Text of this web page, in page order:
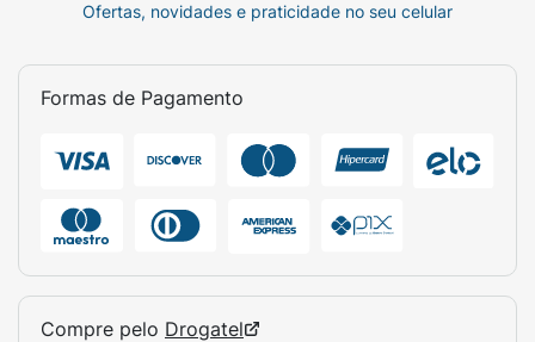
Ofertas, novidades e praticidade no seu celular
Formas de Pagamento
Compre pelo Drogatel